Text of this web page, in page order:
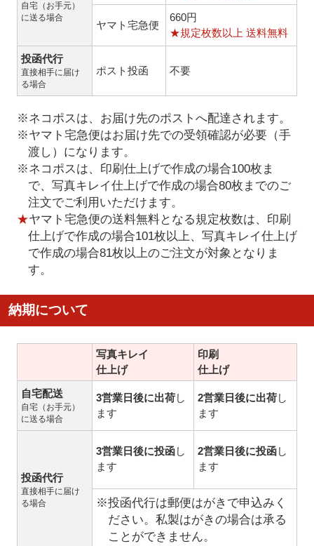
自宅（お手元）
に送る場合
ヤマト宅急便
660円
★規定枚数以上 送料無料
投函代行
直接相手に届け
る場合
ポスト投函 不要
※ネコポスは、お届け先のポストへ配達されます。
※ヤマト宅急便はお届け先での受領確認が必要（手
渡し）になります。
※ネコポスは、印刷仕上げで作成の場合100枚ま
で、写真キレイ仕上げで作成の場合80枚までのご
注文でご利用いただけます。
★ヤマト宅急便の送料無料となる規定枚数は、印刷
仕上げで作成の場合101枚以上、写真キレイ仕上げ
で作成の場合81枚以上のご注文が対象となりま
す。
納期について
写真キレイ
仕上げ
印刷
仕上げ
自宅配送
自宅（お手元）
に送る場合
3営業日後に出荷し
ます
2営業日後に出荷し
ます
投函代行
直接相手に届け
る場合
3営業日後に投函し
ます
2営業日後に投函し
ます
※投函代行は郵便はがきで申込みく
ださい。私製はがきの場合は承る
ことができません。